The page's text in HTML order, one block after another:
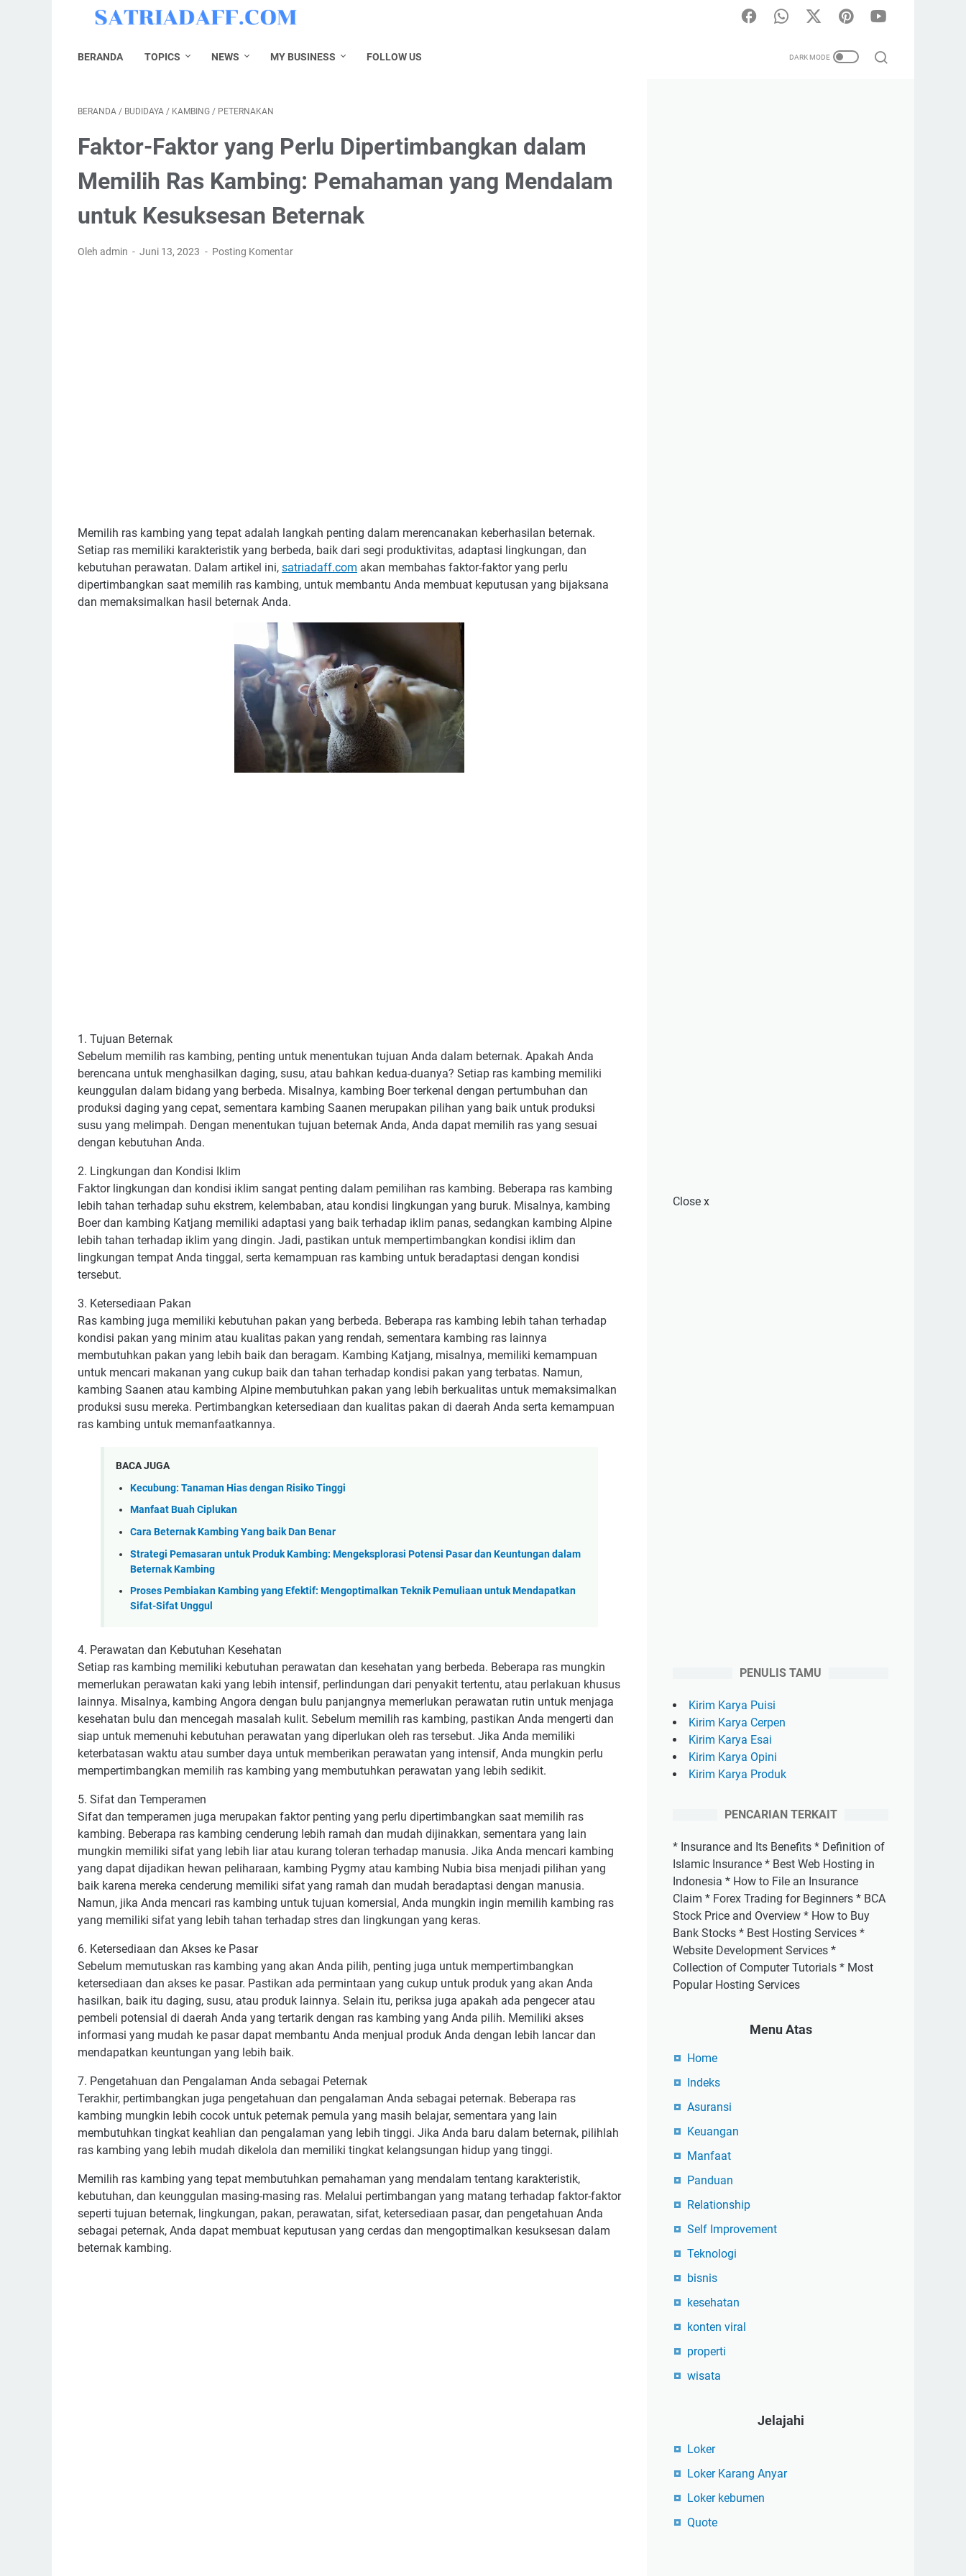
BERANDA TOPICS NEWS MY BUSINESS FOLLOW US
BERANDA / BUDIDAYA / KAMBING / PETERNAKAN
Faktor-Faktor yang Perlu Dipertimbangkan dalam
Memilih Ras Kambing: Pemahaman yang Mendalam
untuk Kesuksesan Beternak
Oleh admin Juni 13, 2023 Posting Komentar
Memilih ras kambing yang tepat adalah langkah penting dalam merencanakan keberhasilan beternak.
Setiap ras memiliki karakteristik yang berbeda, baik dari segi produktivitas, adaptasi lingkungan, dan
kebutuhan perawatan. Dalam artikel ini, satriadaff.com akan membahas faktor-faktor yang perlu
dipertimbangkan saat memilih ras kambing, untuk membantu Anda membuat keputusan yang bijaksana
dan memaksimalkan hasil beternak Anda.
1. Tujuan Beternak
Sebelum memilih ras kambing, penting untuk menentukan tujuan Anda dalam beternak. Apakah Anda
berencana untuk menghasilkan daging, susu, atau bahkan kedua-duanya? Setiap ras kambing memiliki
keunggulan dalam bidang yang berbeda. Misalnya, kambing Boer terkenal dengan pertumbuhan dan
produksi daging yang cepat, sementara kambing Saanen merupakan pilihan yang baik untuk produksi
susu yang melimpah. Dengan menentukan tujuan beternak Anda, Anda dapat memilih ras yang sesuai
dengan kebutuhan Anda.
2. Lingkungan dan Kondisi Iklim
Faktor lingkungan dan kondisi iklim sangat penting dalam pemilihan ras kambing. Beberapa ras kambing
lebih tahan terhadap suhu ekstrem, kelembaban, atau kondisi lingkungan yang buruk. Misalnya, kambing
Boer dan kambing Katjang memiliki adaptasi yang baik terhadap iklim panas, sedangkan kambing Alpine
lebih tahan terhadap iklim yang dingin. Jadi, pastikan untuk mempertimbangkan kondisi iklim dan
lingkungan tempat Anda tinggal, serta kemampuan ras kambing untuk beradaptasi dengan kondisi
tersebut.
3. Ketersediaan Pakan
Ras kambing juga memiliki kebutuhan pakan yang berbeda. Beberapa ras kambing lebih tahan terhadap
kondisi pakan yang minim atau kualitas pakan yang rendah, sementara kambing ras lainnya
membutuhkan pakan yang lebih baik dan beragam. Kambing Katjang, misalnya, memiliki kemampuan
untuk mencari makanan yang cukup baik dan tahan terhadap kondisi pakan yang terbatas. Namun,
kambing Saanen atau kambing Alpine membutuhkan pakan yang lebih berkualitas untuk memaksimalkan
produksi susu mereka. Pertimbangkan ketersediaan dan kualitas pakan di daerah Anda serta kemampuan
ras kambing untuk memanfaatkannya.
BACA JUGA
Kecubung: Tanaman Hias dengan Risiko Tinggi
Manfaat Buah Ciplukan
Cara Beternak Kambing Yang baik Dan Benar
Strategi Pemasaran untuk Produk Kambing: Mengeksplorasi Potensi Pasar dan Keuntungan dalam
Beternak Kambing
Proses Pembiakan Kambing yang Efektif: Mengoptimalkan Teknik Pemuliaan untuk Mendapatkan
Sifat-Sifat Unggul
4. Perawatan dan Kebutuhan Kesehatan
Setiap ras kambing memiliki kebutuhan perawatan dan kesehatan yang berbeda. Beberapa ras mungkin
memerlukan perawatan kaki yang lebih intensif, perlindungan dari penyakit tertentu, atau perlakuan khusus
lainnya. Misalnya, kambing Angora dengan bulu panjangnya memerlukan perawatan rutin untuk menjaga
kesehatan bulu dan mencegah masalah kulit. Sebelum memilih ras kambing, pastikan Anda mengerti dan
siap untuk memenuhi kebutuhan perawatan yang diperlukan oleh ras tersebut. Jika Anda memiliki
keterbatasan waktu atau sumber daya untuk memberikan perawatan yang intensif, Anda mungkin perlu
mempertimbangkan memilih ras kambing yang membutuhkan perawatan yang lebih sedikit.
5. Sifat dan Temperamen
Sifat dan temperamen juga merupakan faktor penting yang perlu dipertimbangkan saat memilih ras
kambing. Beberapa ras kambing cenderung lebih ramah dan mudah dijinakkan, sementara yang lain
mungkin memiliki sifat yang lebih liar atau kurang toleran terhadap manusia. Jika Anda mencari kambing
yang dapat dijadikan hewan peliharaan, kambing Pygmy atau kambing Nubia bisa menjadi pilihan yang
baik karena mereka cenderung memiliki sifat yang ramah dan mudah beradaptasi dengan manusia.
Namun, jika Anda mencari ras kambing untuk tujuan komersial, Anda mungkin ingin memilih kambing ras
yang memiliki sifat yang lebih tahan terhadap stres dan lingkungan yang keras.
6. Ketersediaan dan Akses ke Pasar
Sebelum memutuskan ras kambing yang akan Anda pilih, penting juga untuk mempertimbangkan
ketersediaan dan akses ke pasar. Pastikan ada permintaan yang cukup untuk produk yang akan Anda
hasilkan, baik itu daging, susu, atau produk lainnya. Selain itu, periksa juga apakah ada pengecer atau
pembeli potensial di daerah Anda yang tertarik dengan ras kambing yang Anda pilih. Memiliki akses
informasi yang mudah ke pasar dapat membantu Anda menjual produk Anda dengan lebih lancar dan
mendapatkan keuntungan yang lebih baik.
7. Pengetahuan dan Pengalaman Anda sebagai Peternak
Terakhir, pertimbangkan juga pengetahuan dan pengalaman Anda sebagai peternak. Beberapa ras
kambing mungkin lebih cocok untuk peternak pemula yang masih belajar, sementara yang lain
membutuhkan tingkat keahlian dan pengalaman yang lebih tinggi. Jika Anda baru dalam beternak, pilihlah
ras kambing yang lebih mudah dikelola dan memiliki tingkat kelangsungan hidup yang tinggi.
Memilih ras kambing yang tepat membutuhkan pemahaman yang mendalam tentang karakteristik,
kebutuhan, dan keunggulan masing-masing ras. Melalui pertimbangan yang matang terhadap faktor-faktor
seperti tujuan beternak, lingkungan, pakan, perawatan, sifat, ketersediaan pasar, dan pengetahuan Anda
sebagai peternak, Anda dapat membuat keputusan yang cerdas dan mengoptimalkan kesuksesan dalam
beternak kambing.
Close x
PENULIS TAMU
Kirim Karya Puisi
Kirim Karya Cerpen
Kirim Karya Esai
Kirim Karya Opini
Kirim Karya Produk
PENCARIAN TERKAIT
* Insurance and Its Benefits * Definition of
Islamic Insurance * Best Web Hosting in
Indonesia * How to File an Insurance
Claim * Forex Trading for Beginners * BCA
Stock Price and Overview * How to Buy
Bank Stocks * Best Hosting Services *
Website Development Services *
Collection of Computer Tutorials * Most
Popular Hosting Services
Menu Atas
Home
Indeks
Asuransi
Keuangan
Manfaat
Panduan
Relationship
Self Improvement
Teknologi
bisnis
kesehatan
konten viral
properti
wisata
Jelajahi
Loker
Loker Karang Anyar
Loker kebumen
Quote